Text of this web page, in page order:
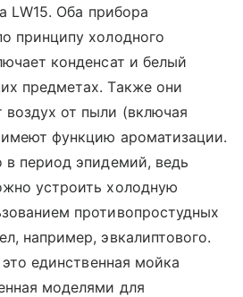
LW15. Оба прибора
принципу холодного
конденсат и белый
предметах. Также они
от пыли (включая
функцию ароматизации.
в период эпидемий, ведь
устроить холодную
противопростудных
например, эвкалиптового.
это единственная мойка
моделями для